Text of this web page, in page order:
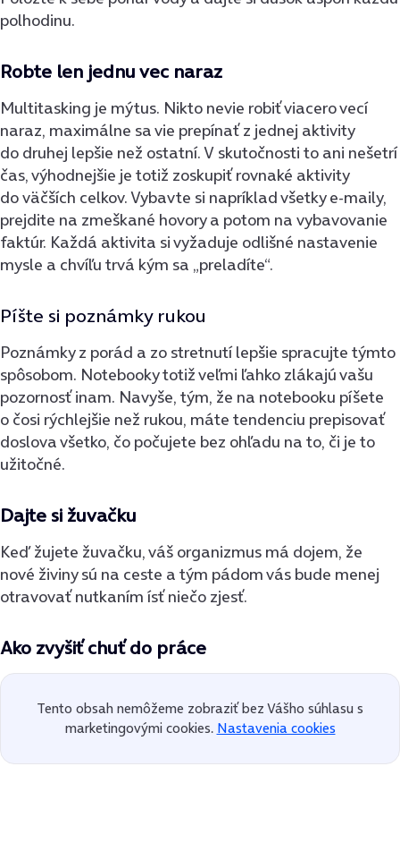
polhodinu.
Robte len jednu vec naraz
Multitasking je mýtus. Nikto nevie robiť viacero vecí
naraz, maximálne sa vie prepínať z jednej aktivity
do druhej lepšie než ostatní. V skutočnosti to ani nešetrí
čas, výhodnejšie je totiž zoskupiť rovnaké aktivity
do väčších celkov. Vybavte si napríklad všetky e-maily,
prejdite na zmeškané hovory a potom na vybavovanie
faktúr. Každá aktivita si vyžaduje odlišné nastavenie
mysle a chvíľu trvá kým sa „preladíte“.
Píšte si poznámky rukou
Poznámky z porád a zo stretnutí lepšie spracujte týmto
spôsobom. Notebooky totiž veľmi ľahko zlákajú vašu
pozornosť inam. Navyše, tým, že na notebooku píšete
o čosi rýchlejšie než rukou, máte tendenciu prepisovať
doslova všetko, čo počujete bez ohľadu na to, či je to
užitočné.
Dajte si žuvačku
Keď žujete žuvačku, váš organizmus má dojem, že
nové živiny sú na ceste a tým pádom vás bude menej
otravovať nutkaním ísť niečo zjesť.
Ako zvyšiť chuť do práce
Tento obsah nemôžeme zobraziť bez Vášho súhlasu s
marketingovými cookies. Nastavenia cookies